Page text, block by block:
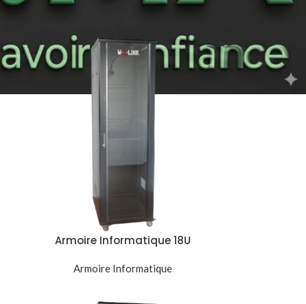
18 24
Armoire Informatique 18U
Noir
Armoire Informatique